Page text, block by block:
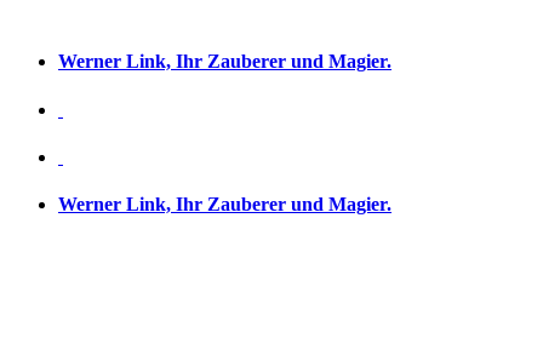
Werner Link, Ihr Zauberer und Magier.
Werner Link, Ihr Zauberer und Magier.